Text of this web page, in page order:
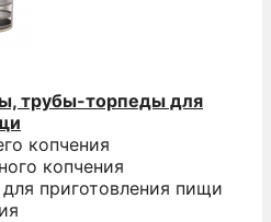
трубы-торпеды для
копчения
копчения
приготовления пищи